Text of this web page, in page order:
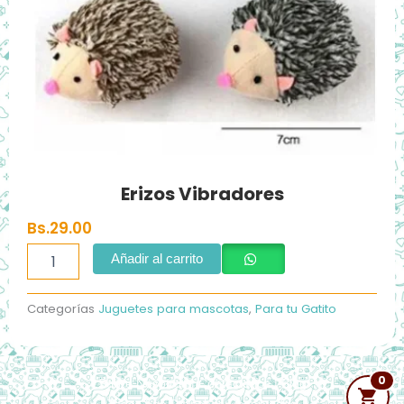
Erizos Vibradores
Bs.29.00
Vibradores
Añadir al carrito
Categorías Juguetes para mascotas, Para tu Gatito
0
Sobre Nosotros|Contáctanos|Blog